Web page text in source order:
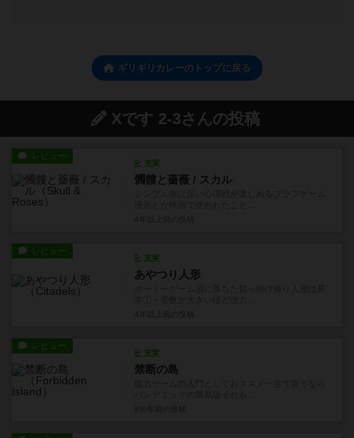
ギリギリカレーのトップに戻る
Xです 2-3さんの投稿
レビュー
充実
髑髏と薔薇 / スカル
レビュー
充実
あやつり人形
レビュー
充実
禁断の島